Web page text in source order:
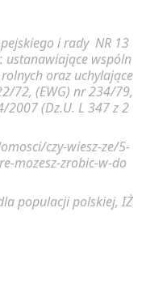
i rady NR 13
ustanawiające wspóln
oraz uchylające
72, (EWG) nr 234/79,
2007 (Dz.U. L 347 z 2
czy-wiesz-ze/5-
mozesz-zrobic-w-do
populacji polskiej, IŻ